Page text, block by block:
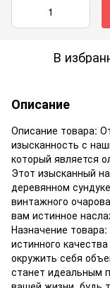
В
Описание
Описание товара:
изысканность с
который является
Этот изысканный
деревянном
винтажного
вам истинное
Назначение
истинного
окружить себя
станет идеальным